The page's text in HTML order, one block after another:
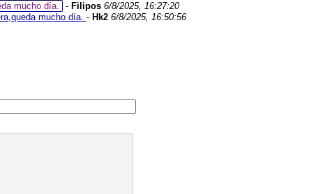
mucho día.
- Filipos 6/8/2025, 16:27:20
mucho día. - Hk2 6/8/2025, 16:50:56